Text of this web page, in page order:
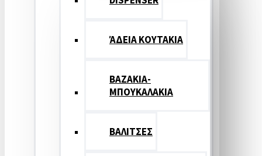
ΆΔΕΙΑ ΚΟΥΤΑΚΙΑ
ΒΑΖΑΚΙΑ-
ΜΠΟΥΚΑΛΑΚΙΑ
ΒΑΛΙΤΣΕΣ